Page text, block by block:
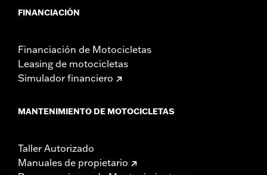
FINANCIACIÓN
Financiación de Motocicletas
Leasing de motocicletas
Simulador financiero
MANTENIMIENTO DE MOTOCICLETAS
Taller Autorizado
Manuales de propietario